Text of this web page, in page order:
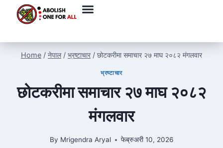
Home / नेपाल / भ्रष्टाचार / छोटकरीमा समाचार २७ माघ २०८२ मंगलवार
भ्रष्टाचार
छोटकरीमा समाचार २७ माघ २०८२
मंगलवार
By Mrigendra Aryal फेब्रुअरी 10, 2026